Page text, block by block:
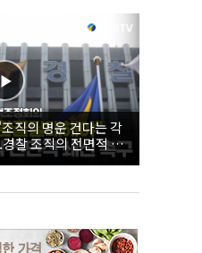
직의 명운 건다는 각
찰 조직의 전면적 쇄
더불어민주당 정